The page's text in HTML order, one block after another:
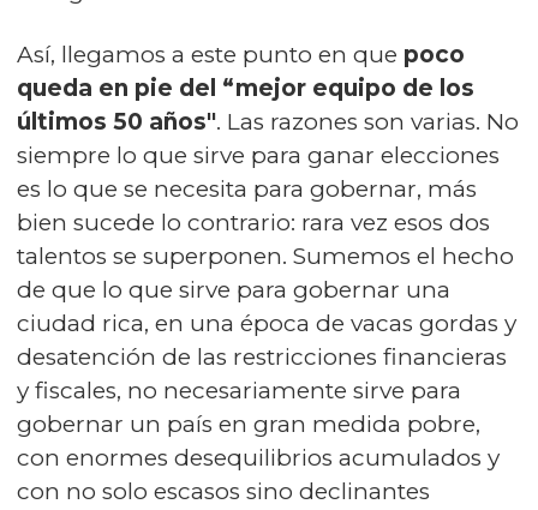
Así, llegamos a este punto en que poco
queda en pie del “mejor equipo de los
últimos 50 años". Las razones son varias. No
siempre lo que sirve para ganar elecciones
es lo que se necesita para gobernar, más
bien sucede lo contrario: rara vez esos dos
talentos se superponen. Sumemos el hecho
de que lo que sirve para gobernar una
ciudad rica, en una época de vacas gordas y
desatención de las restricciones financieras
y fiscales, no necesariamente sirve para
gobernar un país en gran medida pobre,
con enormes desequilibrios acumulados y
con no solo escasos sino declinantes